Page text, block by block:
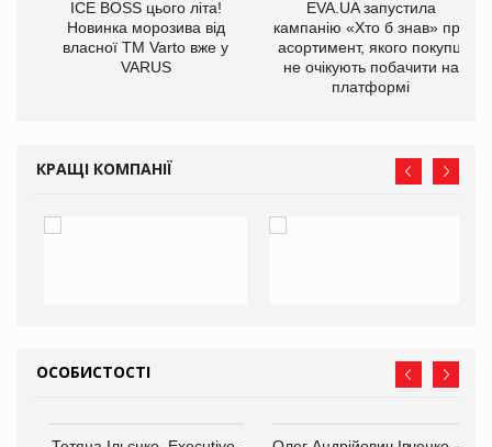
ICE BOSS цього літа!
Новинка морозива від
власної ТМ Varto вже у
VARUS
EVA.UA запустила
кампанію «Хто б знав» про
асортимент, якого покупці
не очікують побачити на
платформі
КРАЩІ КОМПАНІЇ
ОСОБИСТОСТІ